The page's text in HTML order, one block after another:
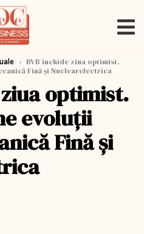
› BVB închide ziua optimist.
Fină şi Nuclearelectrica
optimist.
evoluții
Fină şi